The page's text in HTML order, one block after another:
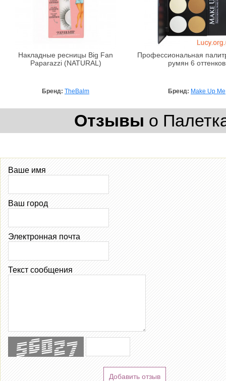
Накладные ресницы Big Fan
Paparazzi (NATURAL)
Бренд: TheBalm
Профессиональная
румян 6 оттенков
Бренд: Make Up Me
Отзывы о
Ваше имя
Ваш город
Электронная почта
Текст сообщения
Добавить отзыв